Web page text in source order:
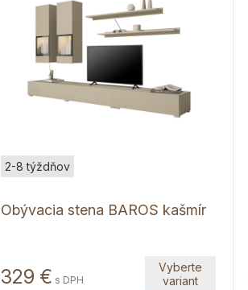
Obývacia stena BAROS kašmír
2-8 týždňov
329 € s DPH
Vyberte
variant